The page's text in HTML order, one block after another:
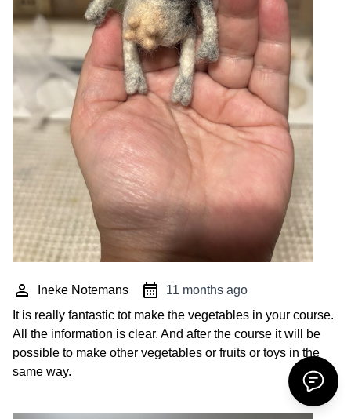
Ineke Notemans
11 months ago
It is really fantastic tot make the vegetables in your course.
All the information is clear. And after the course it will be
possible to make other vegetables or fruits or toys in the
same way.